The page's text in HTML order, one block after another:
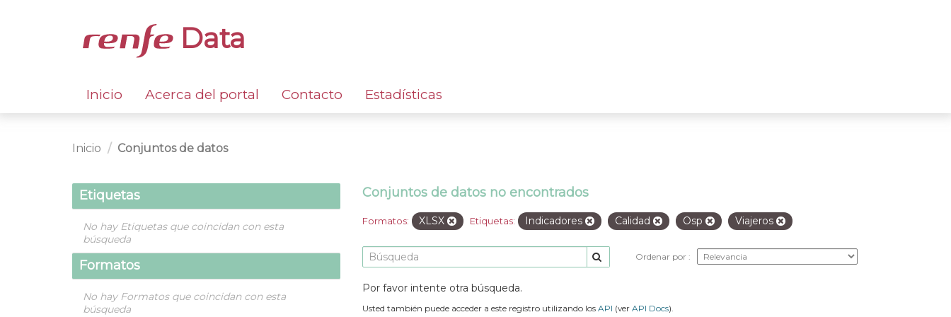
Data
Inicio Acerca del portal Contacto Estadísticas
Inicio Conjuntos de datos
Etiquetas
No hay Etiquetas que coincidan con esta
búsqueda
Formatos
No hay Formatos que coincidan con esta
búsqueda
Conjuntos de datos no encontrados
Formatos: XLSX Etiquetas: Indicadores Calidad Osp Viajeros
Ordenar por
Por favor intente otra búsqueda.
Usted también puede acceder a este registro utilizando los API (ver API Docs).